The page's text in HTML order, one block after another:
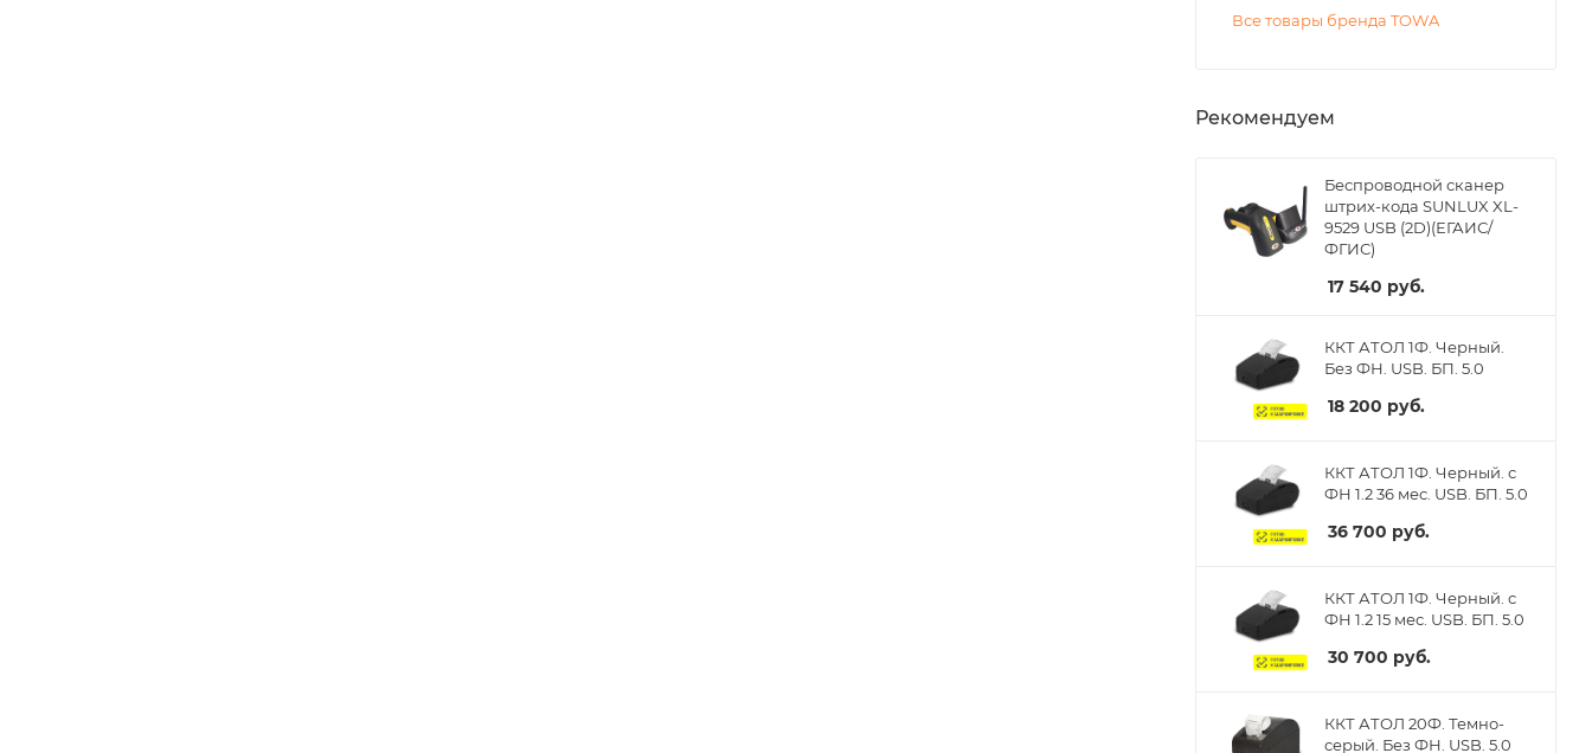
Все товары бренда TOWA
Рекомендуем
Беспроводной сканер
штрих-кода SUNLUX XL-
9529 USB (2D)(ЕГАИС/
ФГИС)
17 540 руб.
ККТ АТОЛ 1Ф. Черный.
Без ФН. USB. БП. 5.0
18 200 руб.
ККТ АТОЛ 1Ф. Черный. с
ФН 1.2 36 мес. USB. БП. 5.0
36 700 руб.
ККТ АТОЛ 1Ф. Черный. с
ФН 1.2 15 мес. USB. БП. 5.0
30 700 руб.
ККТ АТОЛ 20Ф. Темно-
серый. Без ФН. USB. 5.0